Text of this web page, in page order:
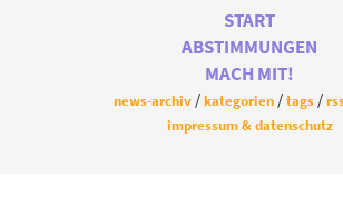
START
ABSTIMMUNGEN
MACH MIT!
news-archiv kategorien tags
impressum & datenschutz